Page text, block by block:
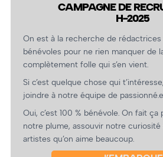
CAMPAGNE DE
H-2025
On est à la recherche de
bénévoles pour ne rien manquer de
complètement folle qui s’en vient.
Si c’est quelque chose qui
joindre à notre équipe de
Oui, c’est 100 % bénévole. On fait
notre plume, assouvir notre
artistes qu’on aime beaucoup.